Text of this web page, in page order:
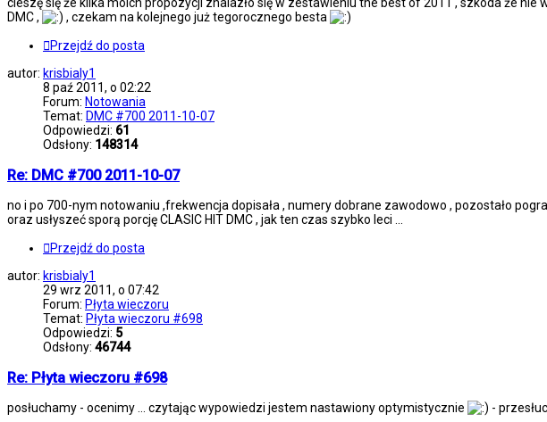
cieszę się że kilka moich propozycji znalazło się w zestawieniu the best of 2011 , szkoda że
DMC ,
, czekam na kolejnego już tegorocznego besta
Przejdź do posta
autor: krisbialy1
8 paź 2011, o 02:22
Forum: Notowania
Temat: DMC #700 2011-10-07
Odpowiedzi: 61
Odsłony: 148314
Re: DMC #700 2011-10-07
no i po 700-nym notowaniu ,frekwencja dopisała , numery dobrane zawodowo , pozostało
oraz usłyszeć sporą porcję CLASIC HIT DMC , jak ten czas szybko leci ...
Przejdź do posta
autor: krisbialy1
29 wrz 2011, o 07:42
Forum: Płyta wieczoru
Temat: Płyta wieczoru #698
Odpowiedzi: 5
Odsłony: 46744
Re: Płyta wieczoru #698
posłuchamy - ocenimy ... czytając wypowiedzi jestem nastawiony optymistycznie
-